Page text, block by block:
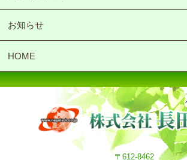
お知らせ
HOME
〒612-8462